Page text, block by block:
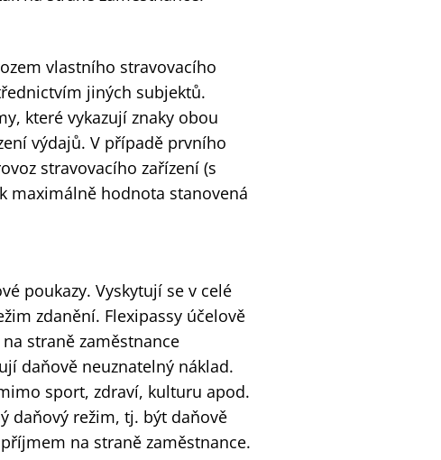
vlastního stravovacího
jiných subjektů.
které vykazují znaky obou
výdajů. V případě prvního
stravovacího zařízení (s
maximálně hodnota stanovená
poukazy. Vyskytují se v celé
zdanění. Flexipassy účelově
straně zaměstnance
daňově neuznatelný náklad.
sport, zdraví, kulturu apod.
daňový režim, tj. být daňově
na straně zaměstnance.